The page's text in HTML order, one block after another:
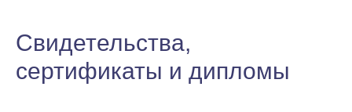
Свидетельства,
сертификаты и дипломы